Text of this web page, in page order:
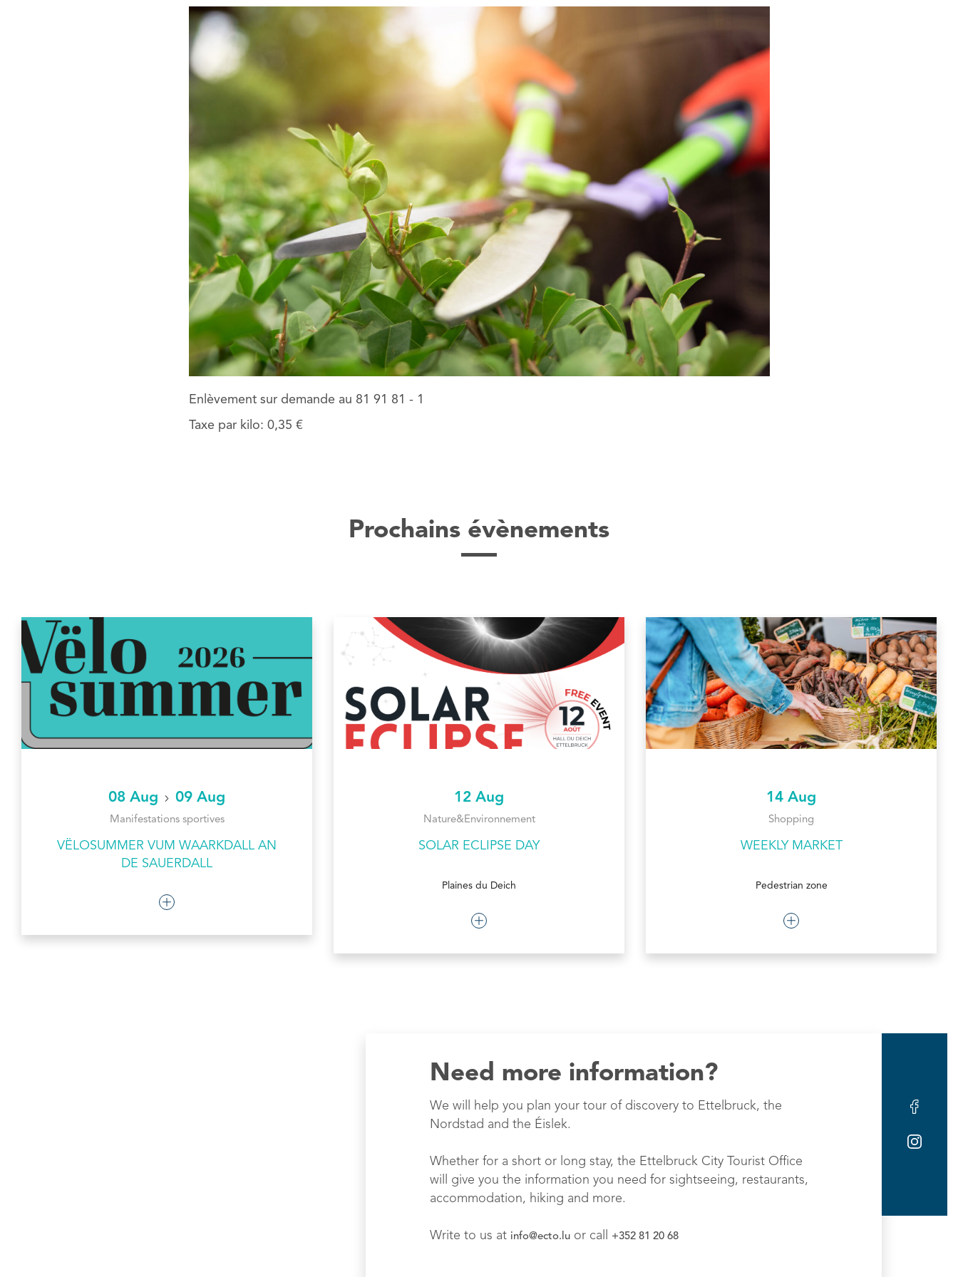
Enlèvement sur demande au 81 91 81 - 1
Taxe par kilo: 0,35 €
Prochains évènements
08 Aug 09 Aug
Manifestations sportives
VËLOSUMMER VUM WAARKDALL AN
DE SAUERDALL
12 Aug
Nature&Environnement
SOLAR ECLIPSE DAY
Plaines du Deich
14 Aug
Shopping
WEEKLY MARKET
Pedestrian zone
Need more information?
We will help you plan your tour of discovery to Ettelbruck, the
Nordstad and the Éislek.
Whether for a short or long stay, the Ettelbruck City Tourist Office
will give you the information you need for sightseeing, restaurants,
accommodation, hiking and more.
Write to us at info@ecto.lu or call +352 81 20 68